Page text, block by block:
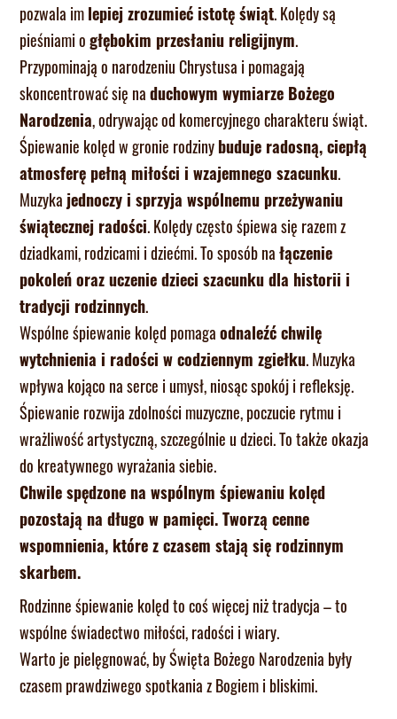
pozwala imlepiej zrozumieć istotę świąt. Kolędy są
pieśniami ogłębokim przesłaniu religijnym.
Przypominają o narodzeniu Chrystusa i pomagają
skoncentrować się naduchowym wymiarze Bożego
Narodzenia, odrywając od komercyjnego charakteru świąt.
Śpiewanie kolęd w gronie rodzinybuduje radosną, ciepłą
atmosferę pełną miłości i wzajemnego szacunku.
Muzyka jednoczy i sprzyja wspólnemu przeżywaniu
świątecznej radości. Kolędy często śpiewa się razem z
dziadkami, rodzicami i dziećmi. To sposób nałączenie
pokoleń oraz uczenie dzieci szacunku dla historii i
tradycji rodzinnych.
Wspólne śpiewanie kolęd pomagaodnaleźć chwilę
wytchnienia i radości w codziennym zgiełku. Muzyka
wpływa kojąco na serce i umysł, niosąc spokój i refleksję.
Śpiewanie rozwija zdolności muzyczne, poczucie rytmu i
wrażliwość artystyczną, szczególnie u dzieci. To także okazja
do kreatywnego wyrażania siebie.
Chwile spędzone na wspólnym śpiewaniu kolęd
pozostają na długo w pamięci. Tworzą cenne
wspomnienia, które z czasem stają się rodzinnym
skarbem.
Rodzinne śpiewanie kolęd to coś więcej niż tradycja – to
wspólne świadectwo miłości, radości i wiary.
Warto je pielęgnować, by Święta Bożego Narodzenia były
czasem prawdziwego spotkania z Bogiem i bliskimi.